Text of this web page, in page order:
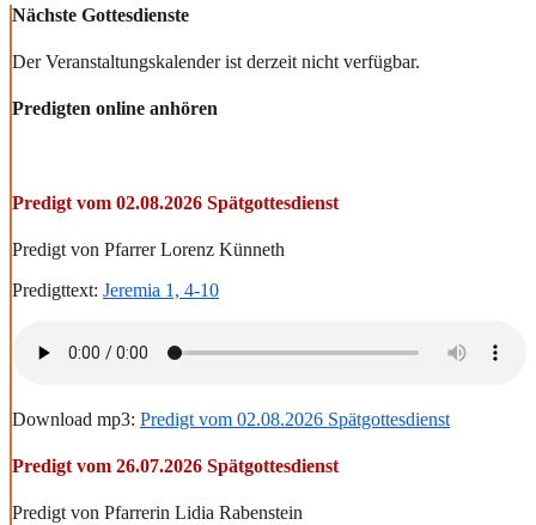
Nächste Gottesdienste
Der Veranstaltungskalender ist derzeit nicht verfügbar.
Predigten online anhören
Predigt vom 02.08.2026 Spätgottesdienst
Predigt von Pfarrer Lorenz Künneth
Predigttext: Jeremia 1, 4-10
Download mp3: Predigt vom 02.08.2026 Spätgottesdienst
Predigt vom 26.07.2026 Spätgottesdienst
Predigt von Pfarrerin Lidia Rabenstein